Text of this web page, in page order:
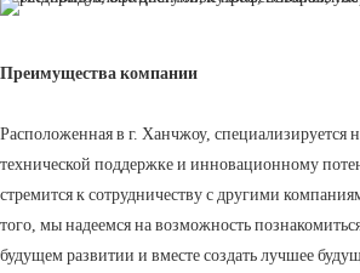
Преимущества компании
Расположенная в г. Ханчжоу, специализируется
технической поддержке и инновационному
стремится к сотрудничеству с другими
того, мы надеемся на возможность
будущем развитии и вместе создать лучшее